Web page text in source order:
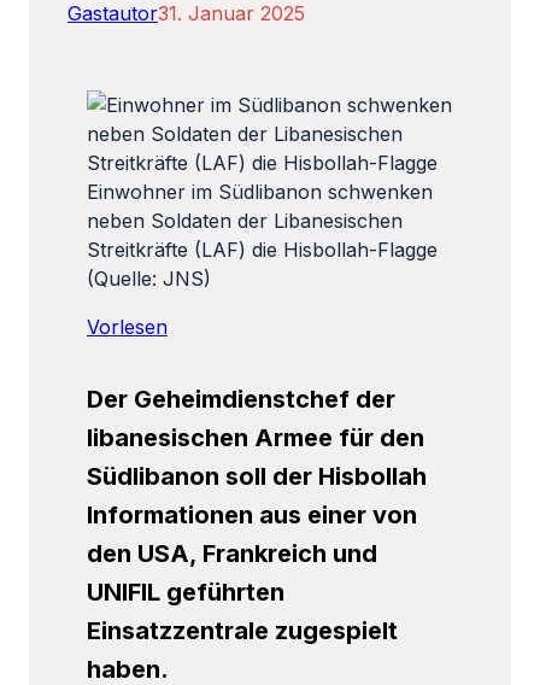
Gastautor31. Januar 2025
Einwohner im Südlibanon schwenken
neben Soldaten der Libanesischen
Streitkräfte (LAF) die Hisbollah-Flagge
(Quelle: JNS)
Vorlesen
Der Geheimdienstchef der
libanesischen Armee für den
Südlibanon soll der Hisbollah
Informationen aus einer von
den USA, Frankreich und
UNIFIL geführten
Einsatzzentrale zugespielt
haben.